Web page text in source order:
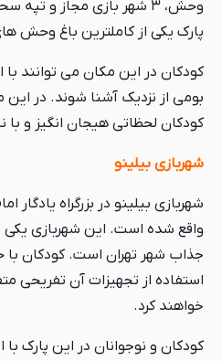
وحش، ۳ شهر بازی مجاز و
پارک یکی از کاملترین باغ وحش
کودکان در این مکان می توانند با
بومی از نزدیک آشنا شوند. در
کودکان لحظاتی هیجان انگیز و با
شهربازی بیلینو
شهربازی بیلینو در بزرگراه یادگار
واقع شده است. این شهربازی
جذاب شهر تهران است. کودکان
استفاده از تجهیزات آن تفریحی
خواهند کرد.
کودکان و نوجوانان در این پارک